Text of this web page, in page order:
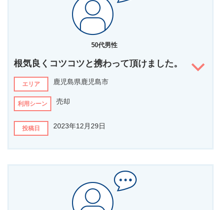
街並みに調和した味わいのある素敵な建物でしたので、じっく
りとお取り組みさせていただければ、きっと気に入っていただ
ける買主様が現れるハズ！
結果、思い描いた通りの買主様にめぐり逢え私もとても嬉しく
またいつでも何でも遠慮なくご相談ください！
この度はお任せいただきありがとうございました！
どんなことを相談されましたか？
なるべく早くなるべく高くです
他社と比較して、なぜこの担当者に決めましたか？
アドバイスが他と違うからです
担当者へ伝えたいメッセージがあればお書きください
家族一人一人の事を考えていただき、とても良い売却が出来ました
感謝しかありません。ありがとうございました。
”なるべく早くなるべく高く”とのご期待に沿えるよう、色々な策
我々を信じていただき、販売活動をお任せいただきありがとう
50代男性
根気良くコツコツと携わって頂けました。
エリア 鹿児島県鹿児島市
利用シーン 売却
投稿日 2023年12月29日
物腰柔らかく誠実で明るい印象でした。
営業マンにありがちな押し切られるタイプとは逆で何でも相談出来
そうな方と感じました。